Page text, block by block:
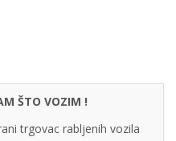
ŠTO VOZIM !
trgovac rabljenih vozila